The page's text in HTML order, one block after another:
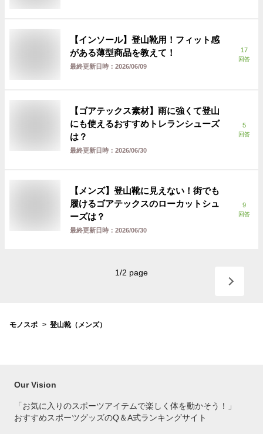
【インソール】登山靴用！フィット感
がある薄型商品を教えて！
最終更新日時： 2026/06/09
17
回答
【ゴアテックス素材】雨に強くて登山
にも使えるおすすめトレランシューズ
は？
最終更新日時： 2026/06/30
5
回答
【メンズ】登山靴に見えない！街でも
履けるゴアテックスのローカットシュ
ーズは？
最終更新日時： 2026/06/30
9
回答
1/2 page
モノスポ 登山靴（メンズ）
Our Vision
「お気に入りのスポーツアイテムで楽しく体を動かそう！」
おすすめスポーツグッズのQ＆A式ランキングサイト